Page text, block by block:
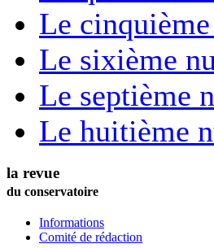
Le
Le sixième
Le septième
Le huitième
la revue
du conservatoire
Informations
Comité de rédaction